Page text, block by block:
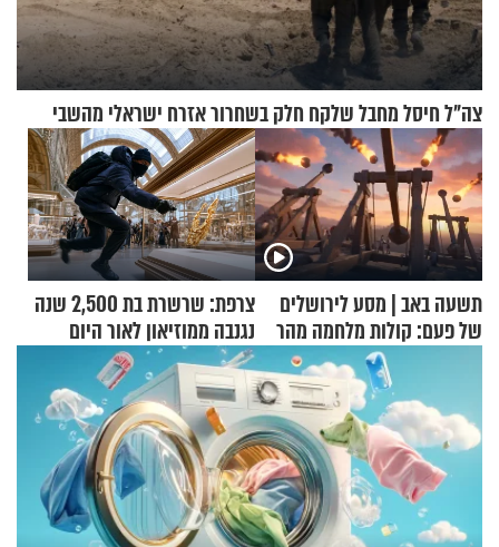
צה"ל חיסל מחבל שלקח חלק בשחרור אזרח ישראלי מהשבי
תשעה באב | מסע לירושלים
של פעם: קולות מלחמה מהר
צרפת: שרשרת בת 2,500 שנה
נגנבה ממוזיאון לאור היום